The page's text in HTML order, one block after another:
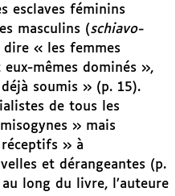
esclaves féminins
masculins (schiavo-
« les femmes
eux-mêmes dominés »,
soumis » (p. 15).
de tous les
» mais
» à
et dérangeantes (p.
long du livre, l’auteure